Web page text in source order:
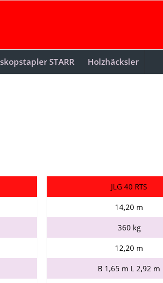
STARR Holzhäcksler
JLG 40 RTS
14,20 m
360 kg
12,20 m
B 1,65 m L 2,92 m